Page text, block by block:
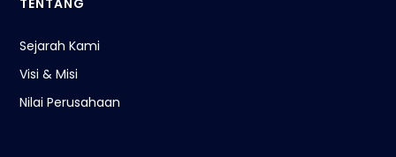
Sejarah Kami
Visi & Misi
Nilai Perusahaan